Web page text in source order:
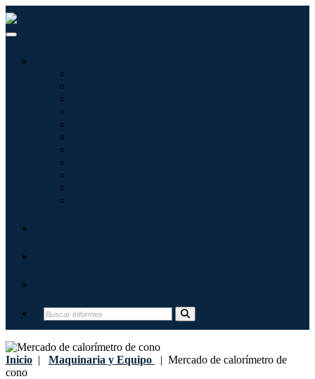
Inicio | Maquinaria y Equipo | Mercado de calorímetro de
cono